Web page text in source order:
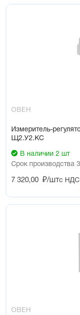
ОВЕН
Измеритель-
Щ2.У2.КС
В наличии 2 шт
Срок производства
7 320,00 ₽/штс НДС
ОВЕН